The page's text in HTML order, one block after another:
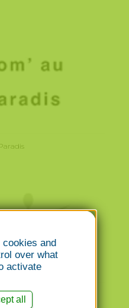
des médecins
and
over what
activate
all